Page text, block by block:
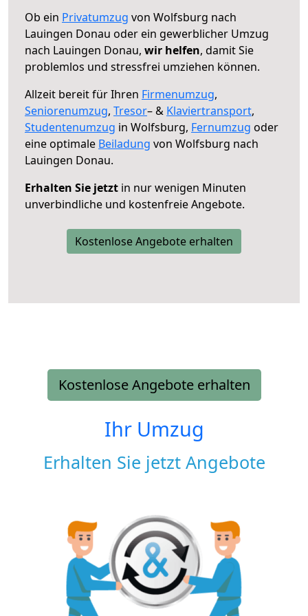
Ob ein Privatumzug von Wolfsburg nach
Lauingen Donau oder ein gewerblicher Umzug
nach Lauingen Donau, wir helfen, damit Sie
problemlos und stressfrei umziehen können.
Allzeit bereit für Ihren Firmenumzug,
Seniorenumzug, Tresor– & Klaviertransport,
Studentenumzug in Wolfsburg, Fernumzug oder
eine optimale Beiladung von Wolfsburg nach
Lauingen Donau.
Erhalten Sie jetzt in nur wenigen Minuten
unverbindliche und kostenfreie Angebote.
Kostenlose Angebote erhalten
Kostenlose Angebote erhalten
Ihr Umzug
Erhalten Sie jetzt Angebote